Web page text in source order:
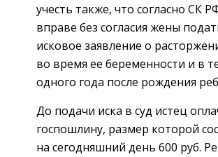
учесть также, что согласно СК
вправе без согласия жены
исковое заявление о
во время ее беременности и в
одного года после рождения
До подачи иска в суд истец
госпошлину, размер которой
на сегодняшний день 600 руб.